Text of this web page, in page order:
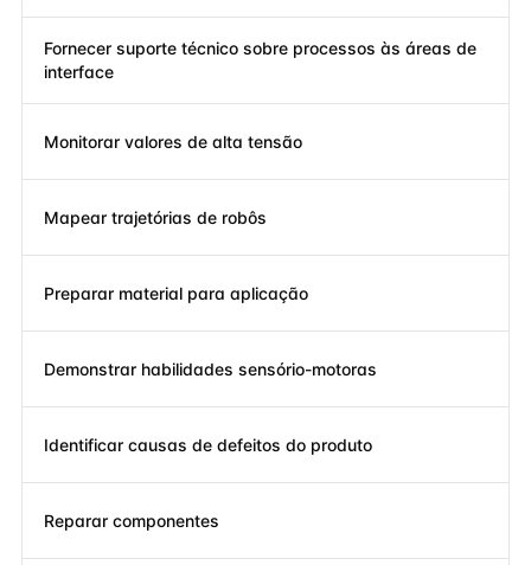
Fornecer suporte técnico sobre processos às áreas de
interface
Monitorar valores de alta tensão
Mapear trajetórias de robôs
Preparar material para aplicação
Demonstrar habilidades sensório-motoras
Identificar causas de defeitos do produto
Reparar componentes